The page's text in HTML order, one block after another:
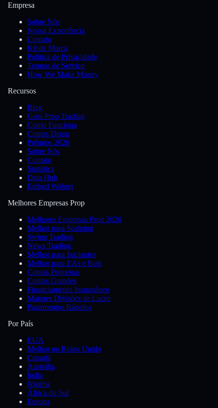
Empresa
Sobre Nós
Nossa Experiência
Contato
Kit de Marca
Politica de Privacidade
Termos de Servico
How We Make Money
Recursos
Blog
Guia Prop Trading
Como Funciona
Contas Demo
Prêmios 2026
Sobre Nós
Contato
Statistics
Data Hub
Embed Widget
Melhores Empresas Prop
Melhores Empresas Prop 2026
Melhor para Scalping
Swing Trading
News Trading
Melhor para Iniciantes
Melhor para EAs e Bots
Contas Pequenas
Contas Grandes
Financiamento Instantâneo
Maiores Divisões de Lucro
Pagamentos Rápidos
Por País
EUA
Melhor no Reino Unido
Canadá
Austrália
Índia
Nigéria
África do Sul
Europa